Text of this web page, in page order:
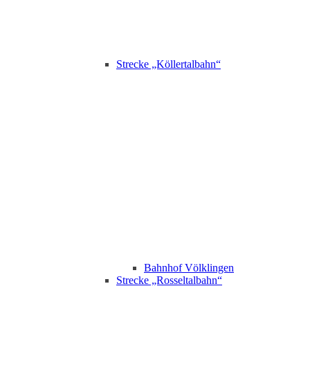
Strecke „Köllertalbahn“
Bahnhof Völklingen
Strecke „Rosseltalbahn“